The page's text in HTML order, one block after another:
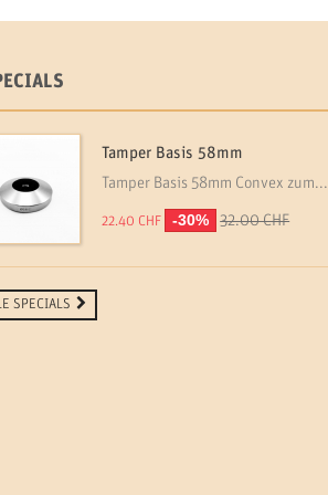
Tamper Basis 58mm
Tamper Basis 58mm Convex zum...
22.40 CHF -30% 32.00 CHF
SPECIALS